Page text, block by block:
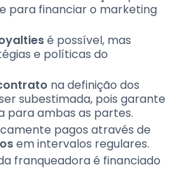
para financiar o marketing
é possível, mas
e políticas do
na definição dos
subestimada, pois garante
para ambas as partes.
pagos através de
em intervalos regulares.
franqueadora é financiado